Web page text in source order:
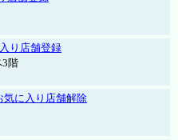
り店舗登録
3階
気に入り店舗解除